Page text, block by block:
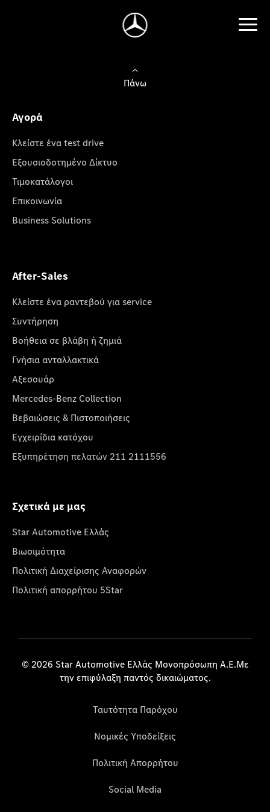
Πάνω
Αγορά
Κλείστε ένα test drive
Εξουσιοδοτημένο Δίκτυο
Τιμοκατάλογοι
Επικοινωνία
Business Solutions
After-Sales
Κλείστε ένα ραντεβού για service
Συντήρηση
Βοήθεια σε βλάβη ή ζημιά
Γνήσια ανταλλακτικά
Αξεσουάρ
Mercedes-Benz Collection
Βεβαιώσεις & Πιστοποιήσεις
Εγχειρίδια κατόχου
Εξυπηρέτηση πελατών 211 2111556
Σχετικά με μας
Star Automotive Ελλάς
Βιωσιμότητα
Πολιτική Διαχείρισης Αναφορών
Πολιτική απορρήτου 5Star
© 2026 Star Automotive Ελλάς Μονοπρόσωπη Α.Ε.Με
την επιφύλαξη παντός δικαιώματος.
Ταυτότητα Παρόχου
Νομικές Υποδείξεις
Πολιτική Απορρήτου
Social Media